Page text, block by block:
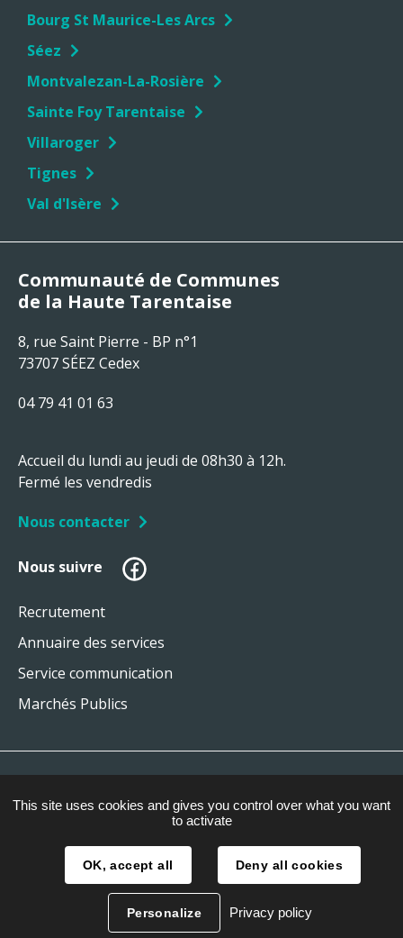
Bourg St Maurice-Les Arcs
Séez
Montvalezan-La-Rosière
Sainte Foy Tarentaise
Villaroger
Tignes
Val d'Isère
Communauté de Communes
de la Haute Tarentaise
8, rue Saint Pierre - BP n°1
73707 SÉEZ Cedex
04 79 41 01 63
Accueil du lundi au jeudi de 08h30 à 12h.
Fermé les vendredis
Nous contacter
Nous suivre
Recrutement
Annuaire des services
Service communication
Marchés Publics
Mentions légales
Gestion des cookies
Accessibilité
This site uses cookies and gives you control over what you want
to activate
OK, accept all Deny all cookies
Personalize Privacy policy